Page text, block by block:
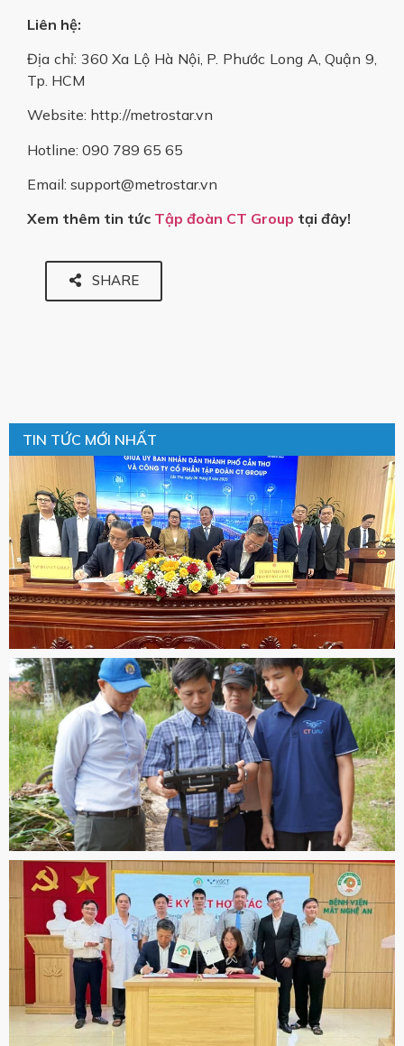
Liên hệ:
Địa chỉ: 360 Xa Lộ Hà Nội, P. Phước Long A, Quận 9,
Tp. HCM
Website: http://metrostar.vn
Hotline: 090 789 65 65
Email: support@metrostar.vn
Xem thêm tin tức Tập đoàn CT Group tại đây!
SHARE
TIN TỨC MỚI NHẤT